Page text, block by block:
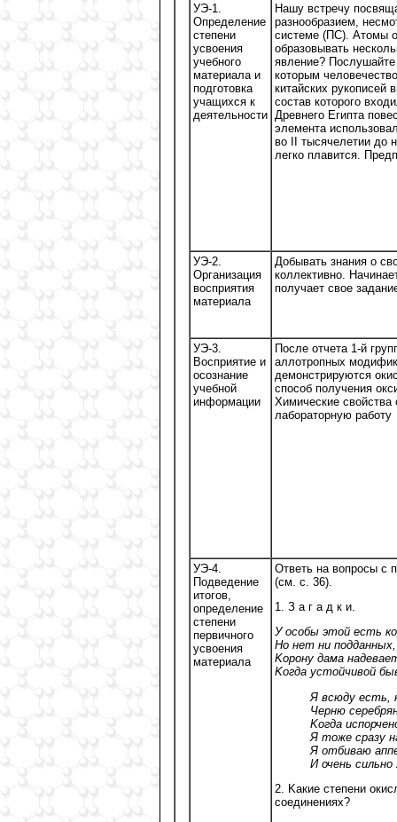
УЭ-1.
Определение
степени
усвоения
учебного
материала и
подготовка
учащихся к
деятельности
Нашу встречу
разнообразием,
системе (ПС). Атомы
образовывать
явление? Послушайте
которым
китайских рукописей
состав которого
Древнего Египта
элемента
во II тысячелетии до
легко плавится.
УЭ-2.
Организация
восприятия
материала
Добывать знания о
коллективно.
получает свое
УЭ-3.
Восприятие и
осознание
учебной
информации
После отчета 1-й
аллотропных
демонстрируются
способ получения
Химические свойства
лабораторную работу
УЭ-4.
Подведение
итогов,
определение
степени
первичного
усвоения
материала
Ответь на вопросы с
(см. с. 36).
1. З а г а д к и.
У особы этой есть
Но нет ни
Kорону дама
Kогда устойчивой
Я всюду есть,
Черню
Kогда
Я тоже сразу
Я отбиваю
И очень
2. Kакие степени
соединениях?